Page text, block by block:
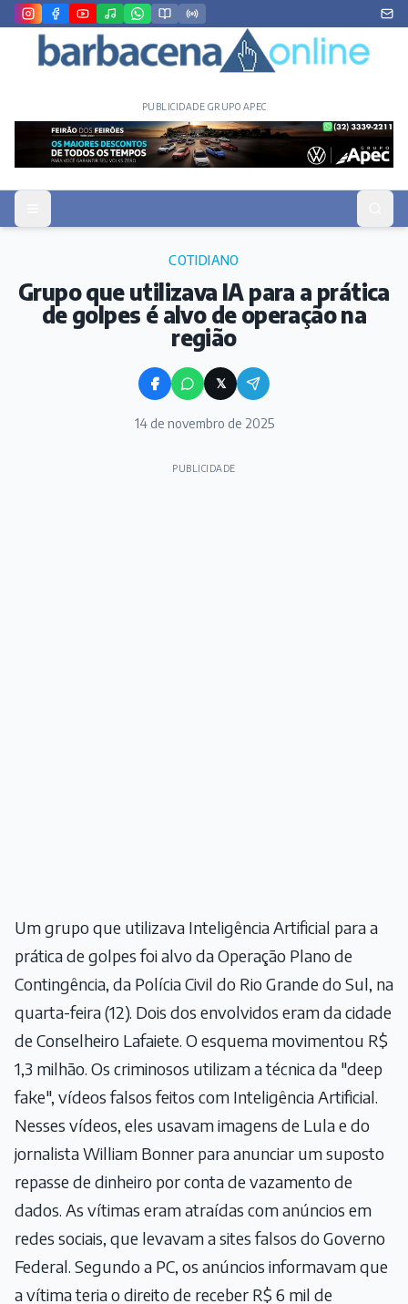
PUBLICIDADE GRUPO APEC
COTIDIANO
Grupo que utilizava IA para a prática
de golpes é alvo de operação na
região
𝕏
14 de novembro de 2025
PUBLICIDADE
Um grupo que utilizava Inteligência Artificial para a
prática de golpes foi alvo da Operação Plano de
Contingência, da Polícia Civil do Rio Grande do Sul, na
quarta-feira (12). Dois dos envolvidos eram da cidade
de Conselheiro Lafaiete. O esquema movimentou R$
1,3 milhão. Os criminosos utilizam a técnica da "deep
fake", vídeos falsos feitos com Inteligência Artificial.
Nesses vídeos, eles usavam imagens de Lula e do
jornalista William Bonner para anunciar um suposto
repasse de dinheiro por conta de vazamento de
dados. As vítimas eram atraídas com anúncios em
redes sociais, que levavam a sites falsos do Governo
Federal. Segundo a PC, os anúncios informavam que
a vítima teria o direito de receber R$ 6 mil de